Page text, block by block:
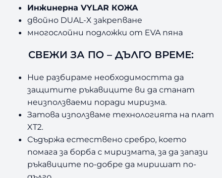
Инжинерна VYLAR КОЖА
двойно DUAL-X закрепване
многослойни подложки от EVA пяна
СВЕЖИ ЗА ПО – ДЪЛГО ВРЕМЕ:
Ние разбираме необходимостта да
защитите ръкавиците ви да станат
неизползваеми поради миризма.
Затова използваме технологията на плат
XT2.
Съдържа естествено сребро, което
помага за борба с миризмата, за да запази
ръкавиците по-добре да миришат по-